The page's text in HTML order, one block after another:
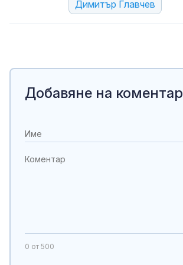
Димитър Главчев
Добавяне на коментар
0 от 500